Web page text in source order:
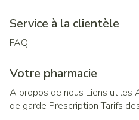
Service à la clientèle
FAQ
Votre pharmacie
A propos de nous Liens utiles
de garde Prescription Tarifs